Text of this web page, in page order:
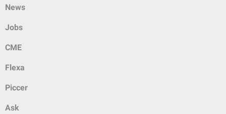
News
Jobs
CME
Flexa
Piccer
Ask